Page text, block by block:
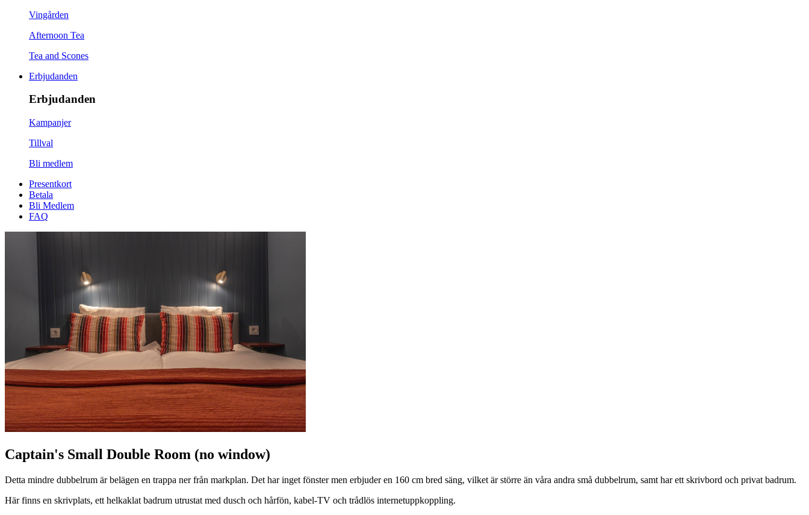
Vingården
Afternoon Tea
Tea and Scones
Erbjudanden
Erbjudanden
Kampanjer
Tillval
Bli medlem
Presentkort
Betala
Bli Medlem
FAQ
Captain's Small Double Room (no window)
Detta mindre dubbelrum är belägen en trappa ner från markplan. Det har inget fönster men erbjuder en 160 cm bred säng, vilket är större än våra andra små dubbelrum, samt har ett skrivbord och privat badrum.
Här finns en skrivplats, ett helkaklat badrum utrustat med dusch och hårfön, kabel-TV och trådlös internetuppkoppling.